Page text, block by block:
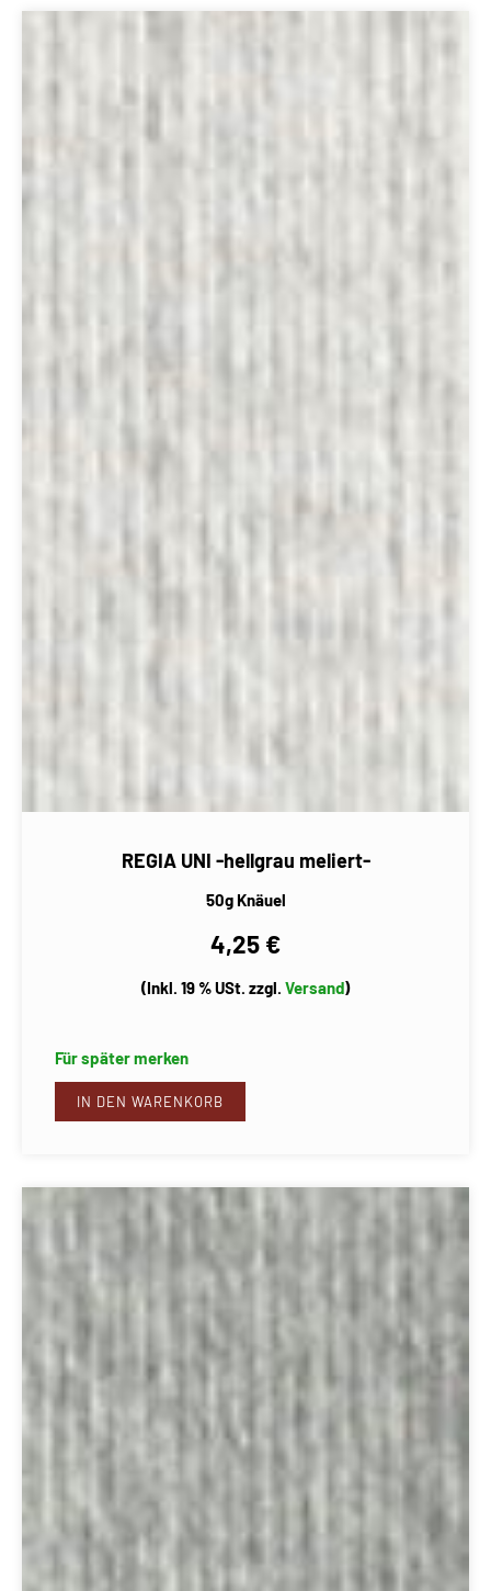
REGIA UNI -hellgrau meliert-
50g Knäuel
4,25 €
(Inkl. 19 % USt. zzgl. Versand)
Für später merken
IN DEN WARENKORB